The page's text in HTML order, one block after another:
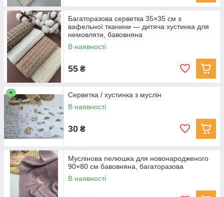
Багаторазова серветка 35×35 см з
вафельної тканини — дитяча хустинка для
немовляти, бавовняна
В наявності
55 ₴
+
Серветка / хустинка з муслін
В наявності
30 ₴
Муслінова пелюшка для новонародженого
90×80 см бавовняна, багаторазова
В наявності